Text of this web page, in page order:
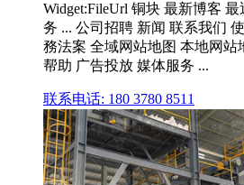
Widget:FileUrl 铜块 最新博客
务 ... 公司招聘 新闻 联系我们
務法案 全域网站地图 本地网站
帮助 广告投放 媒体服务 ...
联系电话: 180 3780 8511